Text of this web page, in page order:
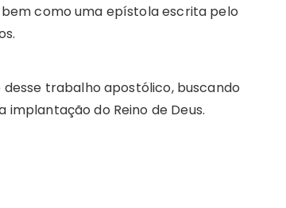
como uma epístola escrita pelo
trabalho apostólico, buscando
do Reino de Deus.